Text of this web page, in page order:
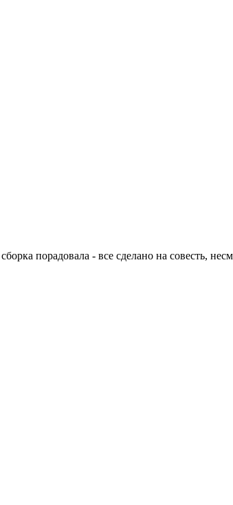
порадовала - все сделано на совесть,